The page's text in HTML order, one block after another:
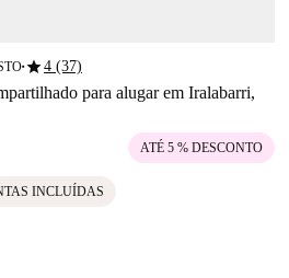
■star4 (37)
para alugar em Iralabarri,
ATÉ 5 % DESCONTO
INCLUÍDAS